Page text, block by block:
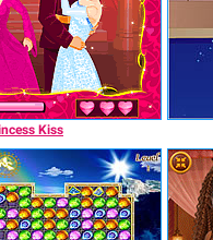
Kiss